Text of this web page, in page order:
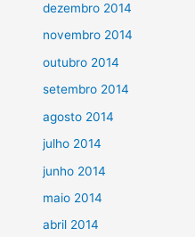
dezembro 2014
novembro 2014
outubro 2014
setembro 2014
agosto 2014
julho 2014
junho 2014
maio 2014
abril 2014